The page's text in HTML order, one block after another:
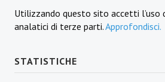
Utilizzando questo sito accetti l’uso
analatici di terze parti.Approfondisci.
STATISTICHE